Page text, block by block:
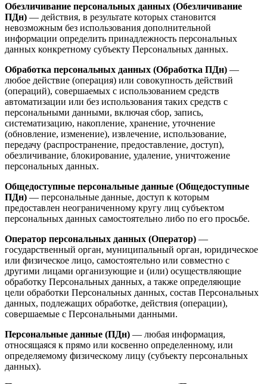
Обезличивание персональных данных (Обезличивание
ПДн) — действия, в результате которых становится
невозможным без использования дополнительной
информации определить принадлежность персональных
данных конкретному субъекту Персональных данных.
Обработка персональных данных (Обработка ПДн) —
любое действие (операция) или совокупность действий
(операций), совершаемых с использованием средств
автоматизации или без использования таких средств с
персональными данными, включая сбор, запись,
систематизацию, накопление, хранение, уточнение
(обновление, изменение), извлечение, использование,
передачу (распространение, предоставление, доступ),
обезличивание, блокирование, удаление, уничтожение
персональных данных.
Общедоступные персональные данные (Общедоступные
ПДн) — персональные данные, доступ к которым
предоставлен неограниченному кругу лиц субъектом
персональных данных самостоятельно либо по его просьбе.
Оператор персональных данных (Оператор) —
государственный орган, муниципальный орган, юридическое
или физическое лицо, самостоятельно или совместно с
другими лицами организующие и (или) осуществляющие
обработку Персональных данных, а также определяющие
цели обработки Персональных данных, состав Персональных
данных, подлежащих обработке, действия (операции),
совершаемые с Персональными данными.
Персональные данные (ПДн) — любая информация,
относящаяся к прямо или косвенно определенному, или
определяемому физическому лицу (субъекту персональных
данных).